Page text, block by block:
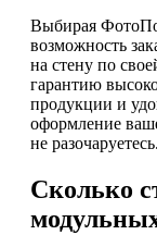
Выбирая
возможность
на стену по
гарантию
продукции и
оформление
не разочаруетесь.
Сколько